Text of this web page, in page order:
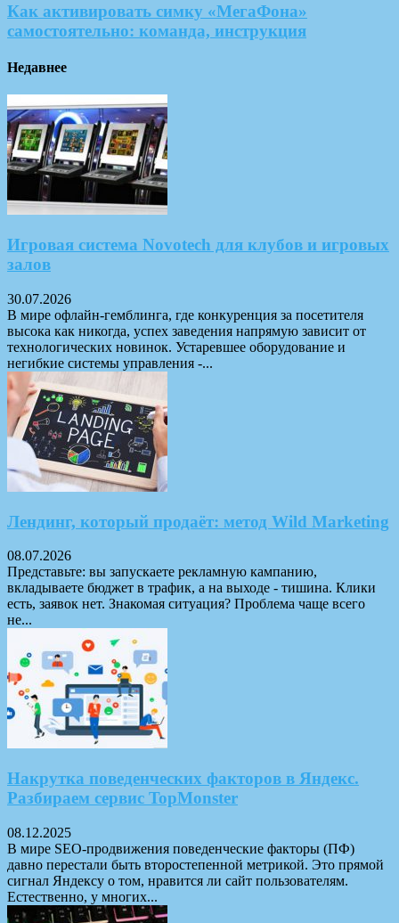
Как активировать симку «МегаФона»
самостоятельно: команда, инструкция
Недавнее
Игровая система Novotech для клубов и игровых
залов
30.07.2026
В мире офлайн-гемблинга, где конкуренция за посетителя
высока как никогда, успех заведения напрямую зависит от
технологических новинок. Устаревшее оборудование и
негибкие системы управления -...
Лендинг, который продаёт: метод Wild Marketing
08.07.2026
Представьте: вы запускаете рекламную кампанию,
вкладываете бюджет в трафик, а на выходе - тишина. Клики
есть, заявок нет. Знакомая ситуация? Проблема чаще всего
не...
Накрутка поведенческих факторов в Яндекс.
Разбираем сервис TopMonster
08.12.2025
В мире SEO-продвижения поведенческие факторы (ПФ)
давно перестали быть второстепенной метрикой. Это прямой
сигнал Яндексу о том, нравится ли сайт пользователям.
Естественно, у многих...